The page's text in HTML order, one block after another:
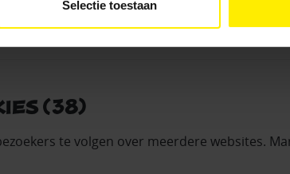
Selectie toestaan
(38)
te volgen over meerdere websites.